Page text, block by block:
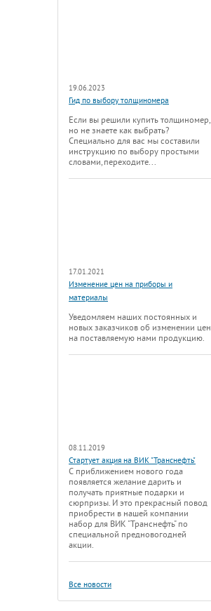
19.06.2023
Гид по выбору толщиномера
Если вы решили купить толщиномер,
но не знаете как выбрать?
Специально для вас мы составили
инструкцию по выбору простыми
словами, переходите...
17.01.2021
Изменение цен на приборы и
материалы
Уведомляем наших постоянных и
новых заказчиков об изменении цен
на поставляемую нами продукцию.
08.11.2019
Стартует акция на ВИК "Транснефть"
С приближением нового года
появляется желание дарить и
получать приятные подарки и
сюрпризы. И это прекрасный повод
приобрести в нашей компании
набор для ВИК "Транснефть" по
специальной предновогодней
акции.
Все новости